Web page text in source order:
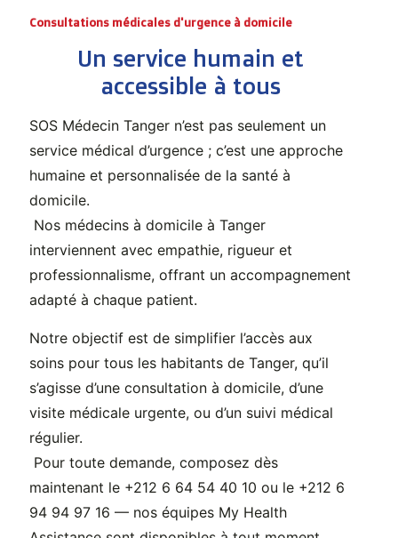
Consultations médicales d'urgence à domicile
Un service humain et
accessible à tous
SOS Médecin Tanger n’est pas seulement un
service médical d’urgence ; c’est une approche
humaine et personnalisée de la santé à
domicile.
Nos médecins à domicile à Tanger
interviennent avec empathie, rigueur et
professionnalisme, offrant un accompagnement
adapté à chaque patient.
Notre objectif est de simplifier l’accès aux
soins pour tous les habitants de Tanger, qu’il
s’agisse d’une consultation à domicile, d’une
visite médicale urgente, ou d’un suivi médical
régulier.
Pour toute demande, composez dès
maintenant le +212 6 64 54 40 10 ou le +212 6
94 94 97 16 — nos équipes My Health